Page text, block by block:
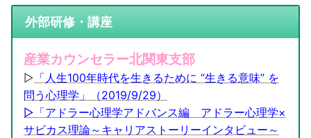
外部研修・講座
産業カウンセラー北関東支部
▷ 「人生100年時代を生きるために “生きる意味” を
問う心理学」（2019/9/29）
▷「アドラー心理学アドバンス編 アドラー心理学×
サビカス理論～キャリアストーリーインタビュー～